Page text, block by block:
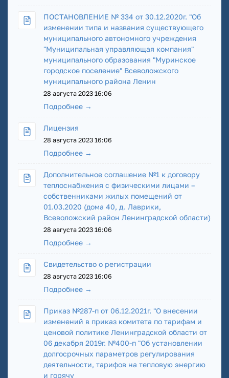
ПОСТАНОВЛЕНИЕ № 334 от 30.12.2020г. "Об
изменении типа и названия существующего
муниципального автономного учреждения
"Муниципальная управляющая компания"
муниципального образования "Муринское
городское поселение" Всеволожского
муниципального района Ленин
28 августа 2023 16:06
Подробнее →
Лицензия
28 августа 2023 16:06
Подробнее →
Дополнительное соглашение №1 к договору
теплоснабжения с физическими лицами –
собственниками жилых помещений от
01.03.2020 (дома 40, д. Лаврики,
Всеволожский район Ленинградской области)
28 августа 2023 16:06
Подробнее →
Свидетельство о регистрации
28 августа 2023 16:06
Подробнее →
Приказ №287-п от 06.12.2021г. "О внесении
изменений в приказ комитета по тарифам и
ценовой политике Ленинградской области от
06 декабря 2019г. №400-п "Об установлении
долгосрочных параметров регулирования
деятельности, тарифов на тепловую энергию
и горячу